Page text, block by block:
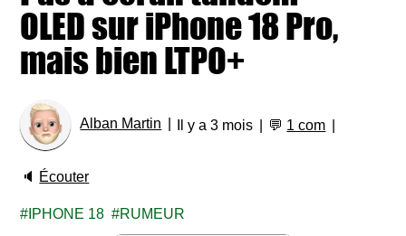
OLED sur iPhone 18 Pro,
mais bien LTPO+
Alban Martin Il y a 3 mois 💬 1 com
🔈 Écouter
IPHONE 18 RUMEUR